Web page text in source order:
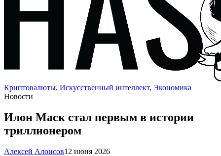
Криптовалюты, Искусственный интеллект, Экономика
Новости
Илон Маск стал первым в истории
триллионером
Алексей Алоисов12 июня 2026